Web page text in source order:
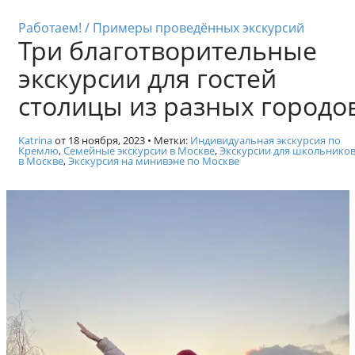
с
к
у
р
и
п
о
д
Индивидуальные
Работаем! / Примеры проведённых экскурсий
Три благотворительные
экскурсии для гостей
столицы из разных
Katrinaот 18 ноября, 2023• Метки: Индивидуальная экскурсия по
Кремлю,Семейные экскурсии в Москве,Экскурсии для школьников
в Москве,Экскурсия на минивэне по Москве